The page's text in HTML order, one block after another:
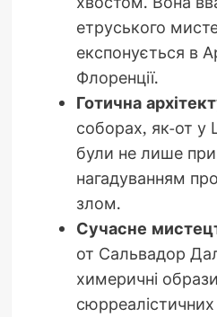
етруського
експонується в
Флоренції.
Готична
соборах, як-от у
були не лише
нагадуванням
злом.
Сучасне
от Сальвадор
химеричні